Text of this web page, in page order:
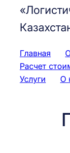
Главная
Расчет
Услуги
О